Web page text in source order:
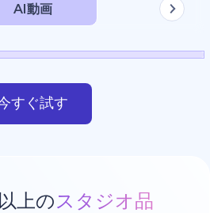
AI動画
すぐ試す
上のスタジオ品